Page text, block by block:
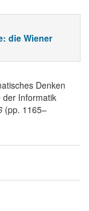
die Wiener
Denken
der Informatik
(pp. 1165–